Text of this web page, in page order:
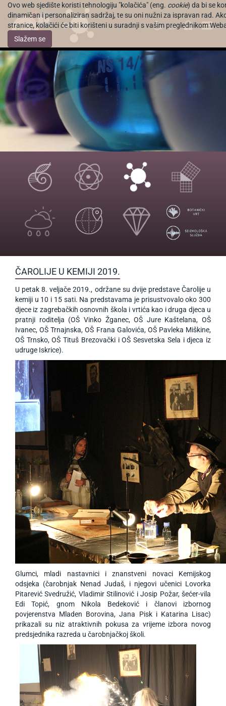
Ovo web sjedište koristi tehnologiju "kolačića" (eng. cookie) da bi se
dinamičan i personaliziran sadržaj, te su oni nužni za ispravan rad.
stranice, kolačići će biti korišteni u suradnji s vašim preglednikom
Slažem se
EN
ČAROLIJE U KEMIJI 2019.
U petak 8. veljače 2019., održane su dvije predstave Čarolije u
kemiji u 10 i 15 sati. Na predstavama je prisustvovalo oko 300
djece iz zagrebačkih osnovnih škola i vrtića kao i druga djeca u
pratnji roditelja (OŠ Vinko Žganec, OŠ Jure Kaštelana, OŠ
Ivanec, OŠ Trnajnska, OŠ Frana Galovića, OŠ Pavleka Miškine,
OŠ Trnsko, OŠ Tituš Brezovački i OŠ Sesvetska Sela i djeca iz
udruge Iskrice).
Glumci, mladi nastavnici i znanstveni novaci Kemijskog
odsjeka (čarobnjak Nenad Judaš, i njegovi učenici Lovorka
Pitarević Svedružić, Vladimir Stilinović i Josip Požar, šećer-vila
Edi Topić, gnom Nikola Bedeković i članovi izbornog
povjerenstva Mladen Borovina, Jana Pisk i Katarina Lisac)
prikazali su niz atraktivnih pokusa za vrijeme izbora novog
predsjednika razreda u čarobnjačkoj školi.